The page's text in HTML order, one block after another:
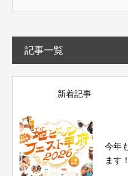
記事一覧
新着記事
今年
ます！